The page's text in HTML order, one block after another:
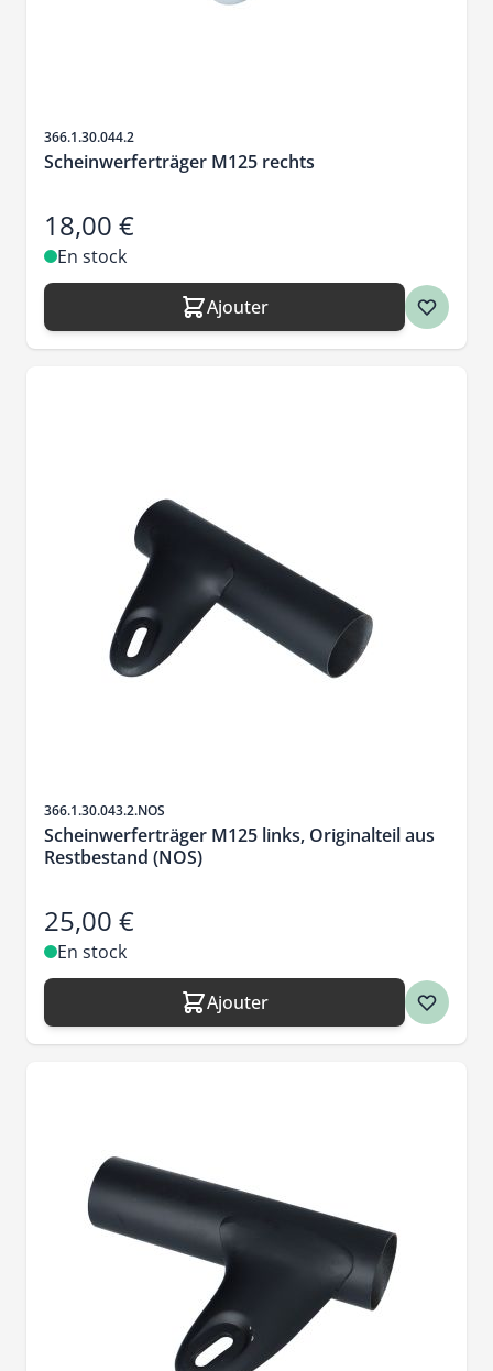
SKU
366.1.30.044.2
Scheinwerferträger M125 rechts
18,00 €
En stock
Ajouter
SKU
366.1.30.043.2.NOS
Scheinwerferträger M125 links, Originalteil aus
Restbestand (NOS)
25,00 €
En stock
Ajouter